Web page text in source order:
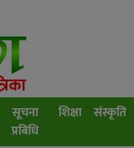
सूचना
प्रबिधि
शिक्षा संस्कृति